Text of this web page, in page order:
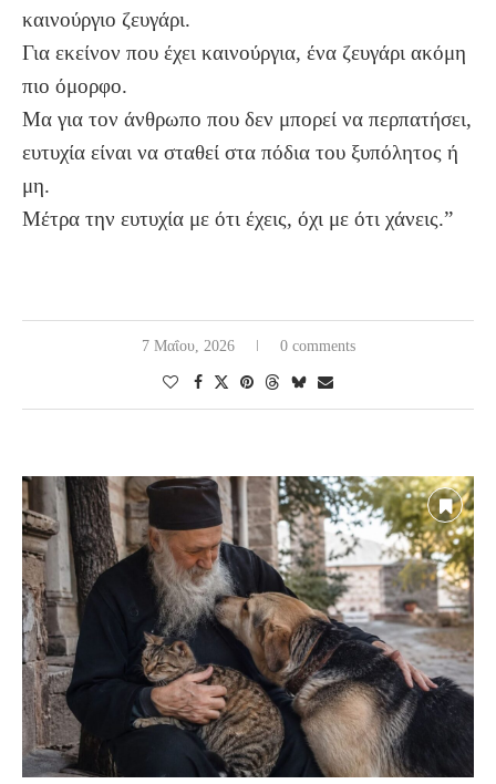
καινούργιο ζευγάρι.
Για εκείνον που έχει καινούργια, ένα ζευγάρι ακόμη
πιο όμορφο.
Μα για τον άνθρωπο που δεν μπορεί να περπατήσει,
ευτυχία είναι να σταθεί στα πόδια του ξυπόλητος ή
μη.
Μέτρα την ευτυχία με ότι έχεις, όχι με ότι χάνεις.”
7 Μαΐου, 2026 0 comments